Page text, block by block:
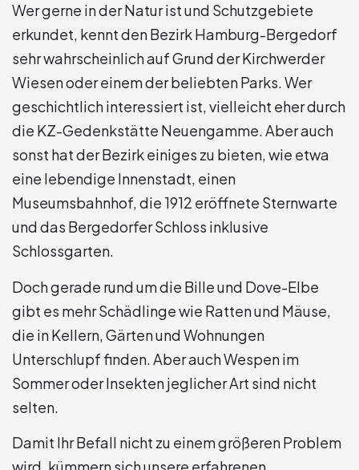
Wer gerne in der Natur ist und Schutzgebiete
erkundet, kennt den Bezirk Hamburg-Bergedorf
sehr wahrscheinlich auf Grund der Kirchwerder
Wiesen oder einem der beliebten Parks. Wer
geschichtlich interessiert ist, vielleicht eher durch
die KZ-Gedenkstätte Neuengamme. Aber auch
sonst hat der Bezirk einiges zu bieten, wie etwa
eine lebendige Innenstadt, einen
Museumsbahnhof, die 1912 eröffnete Sternwarte
und das Bergedorfer Schloss inklusive
Schlossgarten.
Doch gerade rund um die Bille und Dove-Elbe
gibt es mehr Schädlinge wie Ratten und Mäuse,
die in Kellern, Gärten und Wohnungen
Unterschlupf finden. Aber auch Wespen im
Sommer oder Insekten jeglicher Art sind nicht
selten.
Damit Ihr Befall nicht zu einem größeren Problem